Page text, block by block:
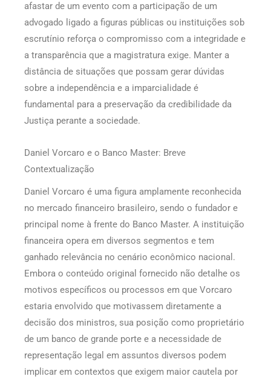
afastar de um evento com a participação de um
advogado ligado a figuras públicas ou instituições sob
escrutínio reforça o compromisso com a integridade e
a transparência que a magistratura exige. Manter a
distância de situações que possam gerar dúvidas
sobre a independência e a imparcialidade é
fundamental para a preservação da credibilidade da
Justiça perante a sociedade.
Daniel Vorcaro e o Banco Master: Breve
Contextualização
Daniel Vorcaro é uma figura amplamente reconhecida
no mercado financeiro brasileiro, sendo o fundador e
principal nome à frente do Banco Master. A instituição
financeira opera em diversos segmentos e tem
ganhado relevância no cenário econômico nacional.
Embora o conteúdo original fornecido não detalhe os
motivos específicos ou processos em que Vorcaro
estaria envolvido que motivassem diretamente a
decisão dos ministros, sua posição como proprietário
de um banco de grande porte e a necessidade de
representação legal em assuntos diversos podem
implicar em contextos que exigem maior cautela por